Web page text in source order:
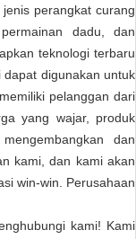
perangkat curang
dadu, dan
teknologi terbaru
digunakan untuk
pelanggan dari
yang wajar, produk
dan
kami, dan kami akan
win-win. Perusahaan
kami! Kami